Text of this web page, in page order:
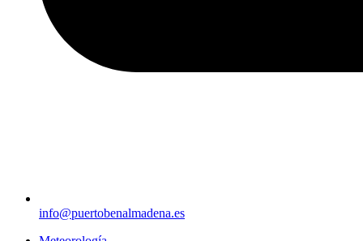
info@puertobenalmadena.es